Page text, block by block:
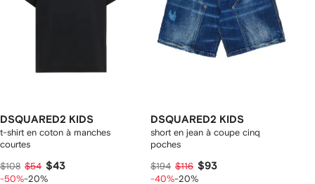
DSQUARED2 KIDS
t-shirt en coton à manches
courtes
$108 $54 $43
-50%-20%
DSQUARED2 KIDS
short en jean à coupe cinq
poches
$194 $116 $93
-40%-20%